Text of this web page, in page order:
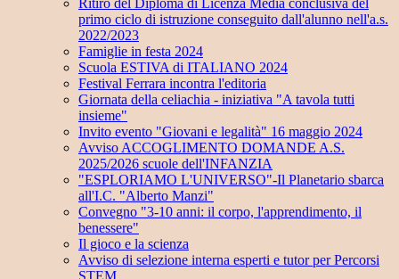
Ritiro del Diploma di Licenza Media conclusiva del
primo ciclo di istruzione conseguito dall'alunno nell'a.s.
2022/2023
Famiglie in festa 2024
Scuola ESTIVA di ITALIANO 2024
Festival Ferrara incontra l'editoria
Giornata della celiachia - iniziativa "A tavola tutti
insieme"
Invito evento "Giovani e legalità" 16 maggio 2024
Avviso ACCOGLIMENTO DOMANDE A.S.
2025/2026 scuole dell'INFANZIA
"ESPLORIAMO L'UNIVERSO"-Il Planetario sbarca
all'I.C. "Alberto Manzi"
Convegno "3-10 anni: il corpo, l'apprendimento, il
benessere"
Il gioco e la scienza
Avviso di selezione interna esperti e tutor per Percorsi